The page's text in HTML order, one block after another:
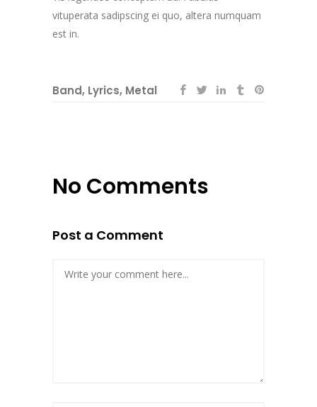
vituperata sadipscing ei quo, altera numquam
est in.
Band, Lyrics, Metal
No Comments
Post a Comment